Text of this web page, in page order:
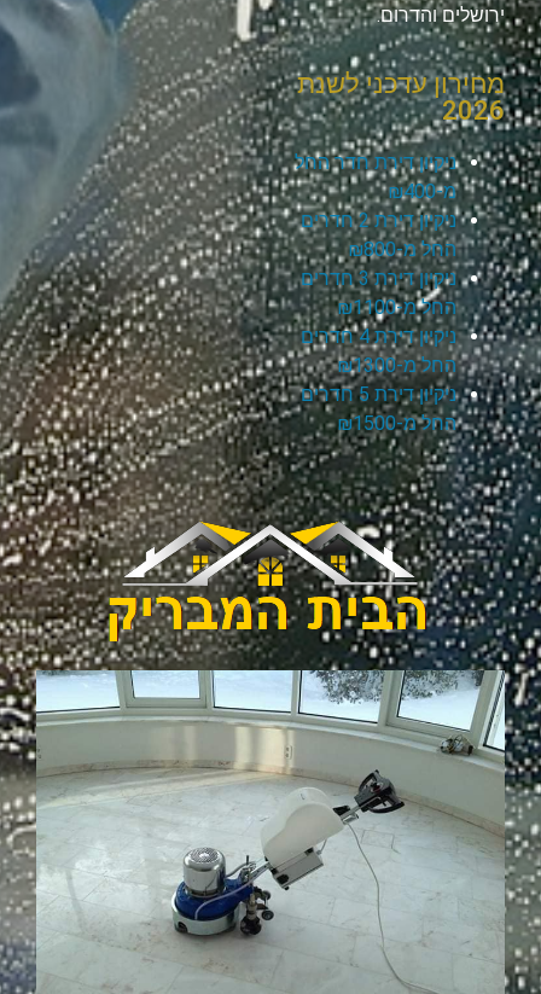
ירושלים והדרום.
מחירון עדכני לשנת
2026
ניקיון דירת חדר החל
מ-₪400
ניקיון דירת 2 חדרים
החל מ-₪800
ניקיון דירת 3 חדרים
החל מ-₪1100
ניקיון דירת 4 חדרים
החל מ-₪1300
ניקיון דירת 5 חדרים
החל מ-₪1500